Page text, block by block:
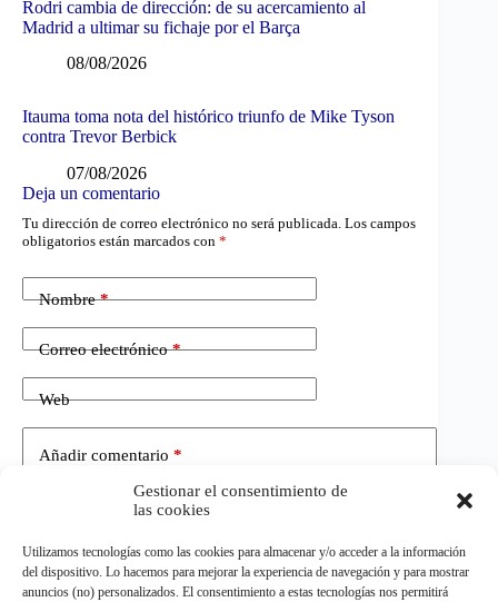
Gestionar el consentimiento de
las cookies
Utilizamos tecnologías como las cookies para almacenar y/o acceder a la información
del dispositivo. Lo hacemos para mejorar la experiencia de navegación y para mostrar
anuncios (no) personalizados. El consentimiento a estas tecnologías nos permitirá
Rodri cambia de dirección: de su acercamiento al
Madrid a ultimar su fichaje por el Barça
08/08/2026
Itauma toma nota del histórico triunfo de Mike Tyson
contra Trevor Berbick
07/08/2026
Deja un comentario
Tu dirección de correo electrónico no será publicada. Los campos
obligatorios están marcados con *
Nombre*
Correo electrónico*
Web
Añadir comentario *